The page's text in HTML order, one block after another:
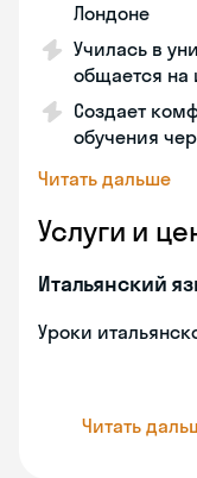
Лондоне
Училась в
общается на
Создает
обучения
Читать дальше
Услуги и
Итальянский
Уроки
Читать